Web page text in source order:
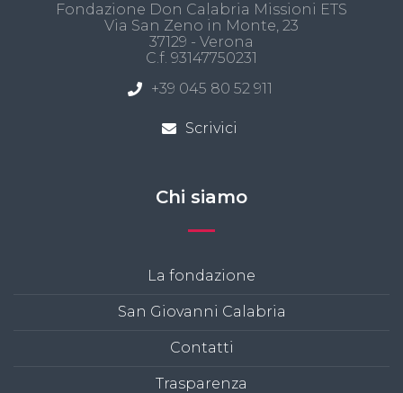
Fondazione Don Calabria Missioni ETS
Via San Zeno in Monte, 23
37129 - Verona
C.f. 93147750231
+39 045 80 52 911
Scrivici
Chi siamo
La fondazione
San Giovanni Calabria
Contatti
Trasparenza